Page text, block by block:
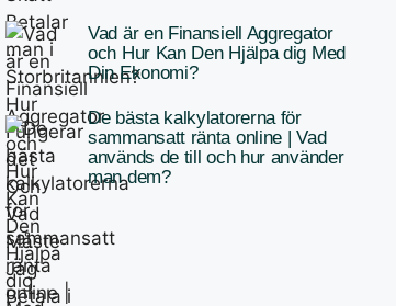
Vad är en Finansiell Aggregator
och Hur Kan Den Hjälpa dig Med
Din Ekonomi?
De bästa kalkylatorerna för
sammansatt ränta online | Vad
används de till och hur använder
man dem?